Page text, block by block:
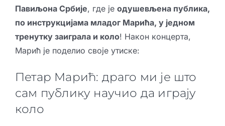
Павиљона Србије, где је одушевљена публика,
по инструкцијама младог Марића, у једном
тренутку заиграла и коло! Након концерта,
Марић је поделио своје утиске:
Петар Марић: драго ми је што
сам публику научио да играју
коло